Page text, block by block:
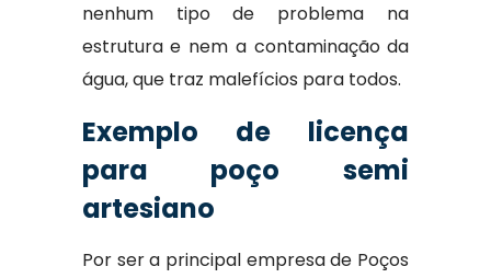
nenhum tipo de problema na
estrutura e nem a contaminação da
água, que traz malefícios para todos.
Exemplo de licença
para poço semi
artesiano
Por ser a principal empresa de Poços